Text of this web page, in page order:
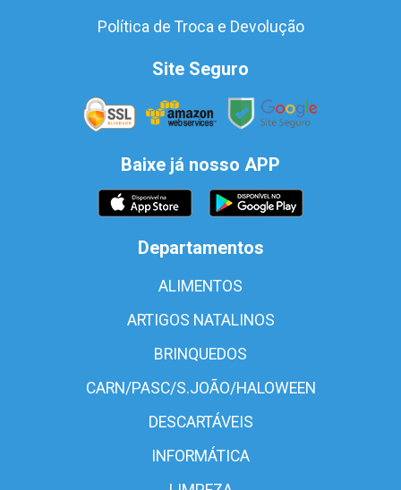
Política de Troca e Devolução
Site Seguro
Baixe já nosso APP
Departamentos
ALIMENTOS
ARTIGOS NATALINOS
BRINQUEDOS
CARN/PASC/S.JOÃO/HALOWEEN
DESCARTÁVEIS
INFORMÁTICA